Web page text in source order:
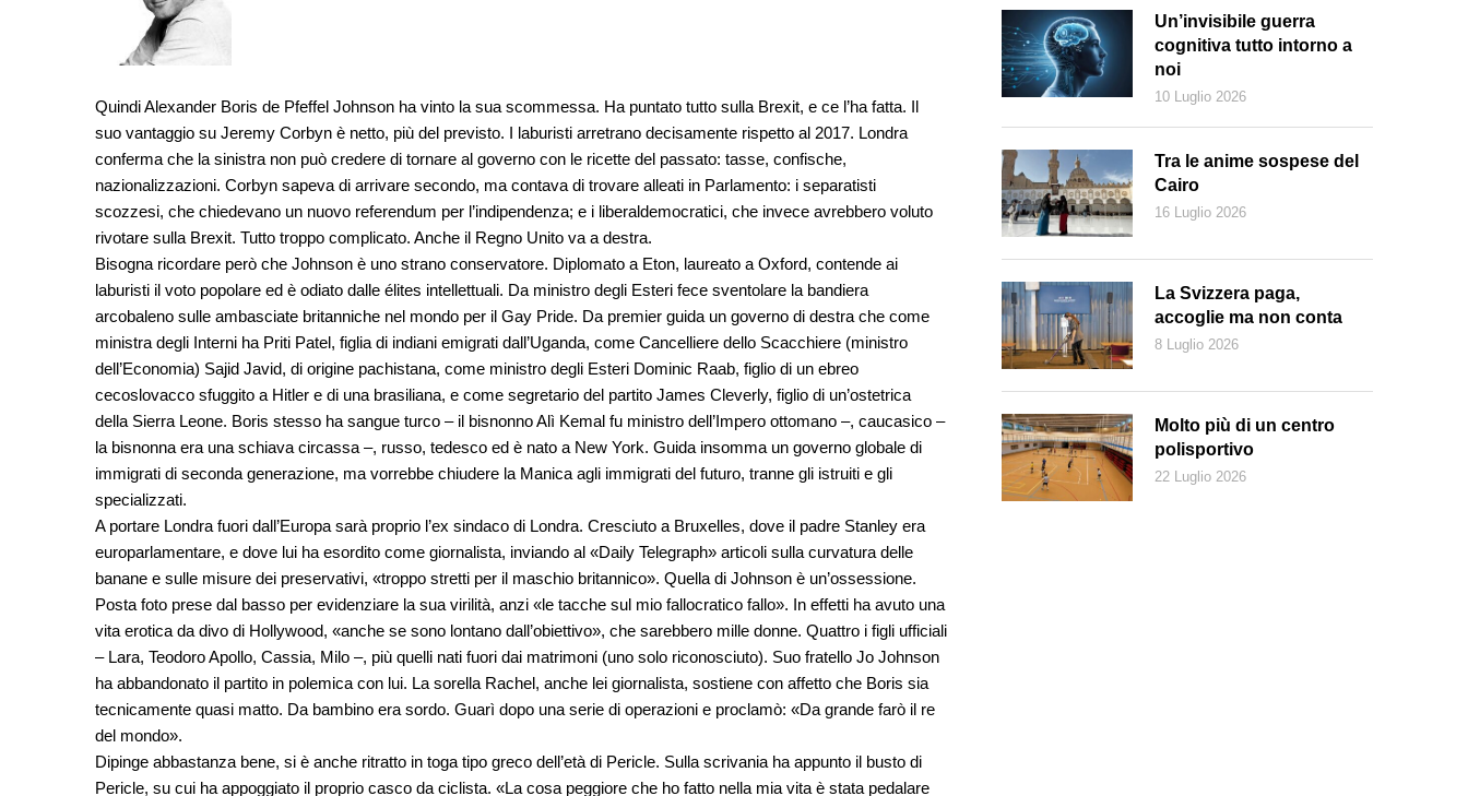
Quindi Alexander Boris de Pfeffel Johnson ha vinto la sua scommessa. Ha puntato tutto sulla Brexit, e ce l’ha fatta. Il
suo vantaggio su Jeremy Corbyn è netto, più del previsto. I laburisti arretrano decisamente rispetto al 2017. Londra
conferma che la sinistra non può credere di tornare al governo con le ricette del passato: tasse, confische,
nazionalizzazioni. Corbyn sapeva di arrivare secondo, ma contava di trovare alleati in Parlamento: i separatisti
scozzesi, che chiedevano un nuovo referendum per l’indipendenza; e i liberaldemocratici, che invece avrebbero voluto
rivotare sulla Brexit. Tutto troppo complicato. Anche il Regno Unito va a destra.
Bisogna ricordare però che Johnson è uno strano conservatore. Diplomato a Eton, laureato a Oxford, contende ai
laburisti il voto popolare ed è odiato dalle élites intellettuali. Da ministro degli Esteri fece sventolare la bandiera
arcobaleno sulle ambasciate britanniche nel mondo per il Gay Pride. Da premier guida un governo di destra che come
ministra degli Interni ha Priti Patel, figlia di indiani emigrati dall’Uganda, come Cancelliere dello Scacchiere (ministro
dell’Economia) Sajid Javid, di origine pachistana, come ministro degli Esteri Dominic Raab, figlio di un ebreo
cecoslovacco sfuggito a Hitler e di una brasiliana, e come segretario del partito James Cleverly, figlio di un’ostetrica
della Sierra Leone. Boris stesso ha sangue turco – il bisnonno Alì Kemal fu ministro dell’Impero ottomano –, caucasico –
la bisnonna era una schiava circassa –, russo, tedesco ed è nato a New York. Guida insomma un governo globale di
immigrati di seconda generazione, ma vorrebbe chiudere la Manica agli immigrati del futuro, tranne gli istruiti e gli
specializzati.
A portare Londra fuori dall’Europa sarà proprio l’ex sindaco di Londra. Cresciuto a Bruxelles, dove il padre Stanley era
europarlamentare, e dove lui ha esordito come giornalista, inviando al «Daily Telegraph» articoli sulla curvatura delle
banane e sulle misure dei preservativi, «troppo stretti per il maschio britannico». Quella di Johnson è un’ossessione.
Posta foto prese dal basso per evidenziare la sua virilità, anzi «le tacche sul mio fallocratico fallo». In effetti ha avuto una
vita erotica da divo di Hollywood, «anche se sono lontano dall’obiettivo», che sarebbero mille donne. Quattro i figli ufficiali
– Lara, Teodoro Apollo, Cassia, Milo –, più quelli nati fuori dai matrimoni (uno solo riconosciuto). Suo fratello Jo Johnson
ha abbandonato il partito in polemica con lui. La sorella Rachel, anche lei giornalista, sostiene con affetto che Boris sia
tecnicamente quasi matto. Da bambino era sordo. Guarì dopo una serie di operazioni e proclamò: «Da grande farò il re
del mondo».
Dipinge abbastanza bene, si è anche ritratto in toga tipo greco dell’età di Pericle. Sulla scrivania ha appunto il busto di
Pericle, su cui ha appoggiato il proprio casco da ciclista. «La cosa peggiore che ho fatto nella mia vita è stata pedalare
Un’invisibile guerra
cognitiva tutto intorno a
noi
10 Luglio 2026
Tra le anime sospese del
Cairo
16 Luglio 2026
La Svizzera paga,
accoglie ma non conta
8 Luglio 2026
Molto più di un centro
polisportivo
22 Luglio 2026